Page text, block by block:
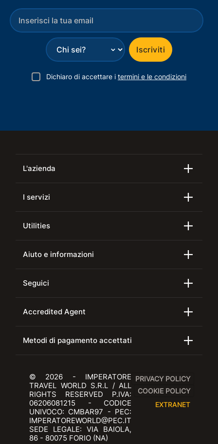
⌄ Iscriviti
Dichiaro di accettare i termini e le condizioni
L'azienda
I servizi
Utilities
Aiuto e informazioni
Seguici
Accredited Agent
Metodi di pagamento accettati
© 2026 - IMPERATORE
TRAVEL WORLD S.R.L / ALL
RIGHTS RESERVED P.IVA:
06206081215 - CODICE
UNIVOCO: CMBAR97 - PEC:
IMPERATOREWORLD@PEC.IT
SEDE LEGALE: VIA BAIOLA,
86 - 80075 FORIO (NA)
PRIVACY POLICY
COOKIE POLICY
EXTRANET